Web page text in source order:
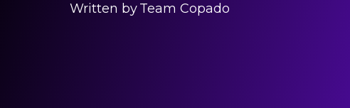
Written byTeam Copado